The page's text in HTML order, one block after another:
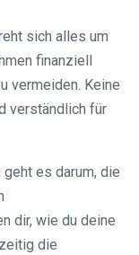
sich alles um
finanziell
vermeiden. Keine
verständlich für
geht es darum, die
dir, wie du deine
die